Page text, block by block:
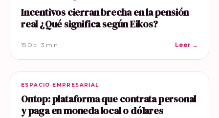
Incentivos cierran brecha en la pensión
real ¿Qué significa según Eikos?
15 Dic · 3 min Leer →
ESPACIO EMPRESARIAL
Ontop: plataforma que contrata personal
y paga en moneda local o dólares